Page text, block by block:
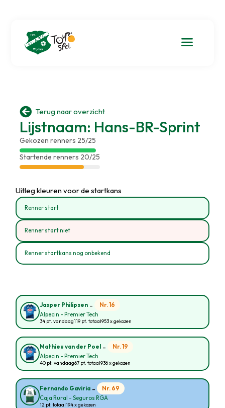
a
 Terug naar overzicht
Lijstnaam: Hans-BR-Sprint
Gekozen renners 25/25
Startende renners 20/25
Uitleg kleuren voor de startkans
Renner start
Renner start niet
Renner startkans nog onbekend
Jasper Philipsen - Nr. 16
Alpecin - Premier Tech
34 pt. vandaag119 pt. totaal953 x gekozen
Mathieu van der Poel - Nr. 19
Alpecin - Premier Tech
40 pt. vandaag67 pt. totaal936 x gekozen
Fernando Gaviria - Nr. 69
Caja Rural - Seguros RGA
12 pt. totaal194 x gekozen